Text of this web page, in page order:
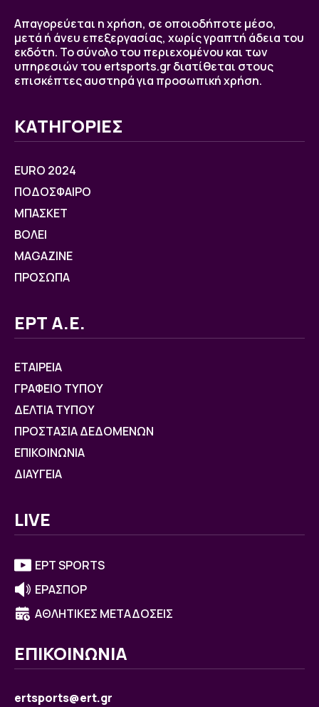
Απαγορεύεται η χρήση, σε οποιοδήποτε μέσο,
μετά ή άνευ επεξεργασίας, χωρίς γραπτή άδεια του
εκδότη. Το σύνολο του περιεχομένου και των
υπηρεσιών του ertsports.gr διατίθεται στους
επισκέπτες αυστηρά για προσωπική χρήση.
ΚΑΤΗΓΟΡΙΕΣ
EURO 2024
ΠΟΔΟΣΦΑΙΡΟ
ΜΠΑΣΚΕΤ
ΒOΛΕΙ
MAGAZINE
ΠΡΟΣΩΠΑ
ΕΡΤ Α.Ε.
ΕΤΑΙΡΕΙΑ
ΓΡΑΦΕΙΟ ΤΥΠΟΥ
ΔΕΛΤΙΑ ΤΥΠΟΥ
ΠΡΟΣΤΑΣΙΑ ΔΕΔΟΜΕΝΩΝ
ΕΠΙΚΟΙΝΩΝΙΑ
ΔΙΑΥΓΕΙΑ
LIVE
ΕΡΤ SPORTS
ΕΡΑΣΠΟΡ
ΑΘΛΗΤΙΚΕΣ ΜΕΤΑΔΟΣΕΙΣ
ΕΠΙΚΟΙΝΩΝΙΑ
ertsports@ert.gr